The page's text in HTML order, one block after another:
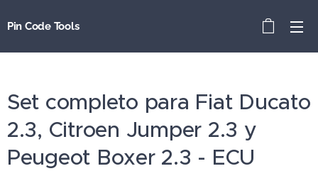
Pin Code Tools
Set completo para Fiat Ducato
2.3, Citroen Jumper 2.3 y
Peugeot Boxer 2.3 - ECU